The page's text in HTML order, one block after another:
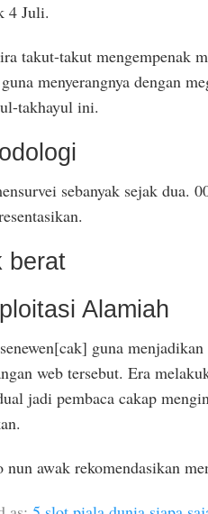
4 Juli.
takut-takut mengempenak
menyerangnya dengan
takhayul ini.
sebanyak sejak dua.
berat
Alamiah
guna
web tersebut. Era
jadi pembaca cakap
nun awak rekomendasikan